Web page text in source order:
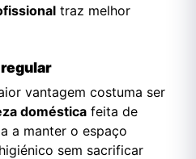
traz melhor
vantagem costuma ser
doméstica feita de
a manter o espaço
sem sacrificar